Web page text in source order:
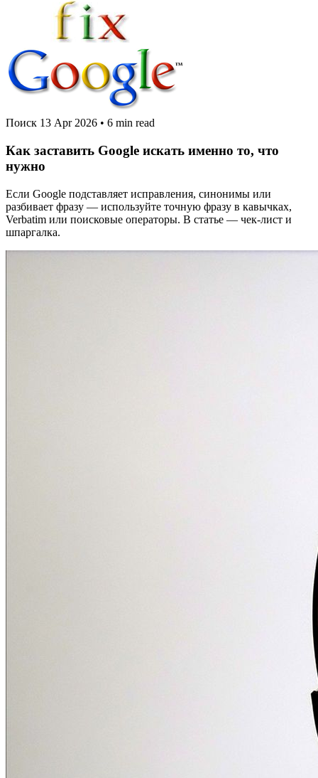
Поиск 13 Apr 2026 • 6 min read
Как заставить Google искать именно то, что
нужно
Если Google подставляет исправления, синонимы или
разбивает фразу — используйте точную фразу в кавычках,
Verbatim или поисковые операторы. В статье — чек‑лист и
шпаргалка.